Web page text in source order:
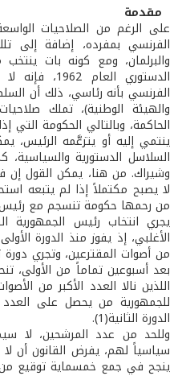
مقدمة
على الرغم من الصلاحيات
الفرنسي بمفرده، إضافة إلى
والبرلمان، ومع كونه بات
الدستوري
الفرنسي بأنه رئاسي، ذلك أن
والهيئة الوطنية)، تملك
الحاكمة، وبالتالي الحكومة التي
ينتمي إليه أو يتزعَّمه الرئيس،
السلاسل الدستورية
وشيراك. من هنا، يمكن القول إن
لا يصبح مكتملاً إذا لم يتبعه
من رحمها حكومة تنسجم مع رئيس
يجري انتخاب رئيس الجمهورية
الأغلبي، إذ يفوز منذ الدورة
من أصوات المقترعين، وتجري دورة
بعد أسبوعين تماماً من الأولى،
اللذين نالا العدد الأكبر من
للجمهورية من يحصل على
الدورة الثانية(1).
وللحد من عدد المرشحين، لا
سياسياً لهم، يفرض القانون أن
ينجح في جمع خمسماية توقيع